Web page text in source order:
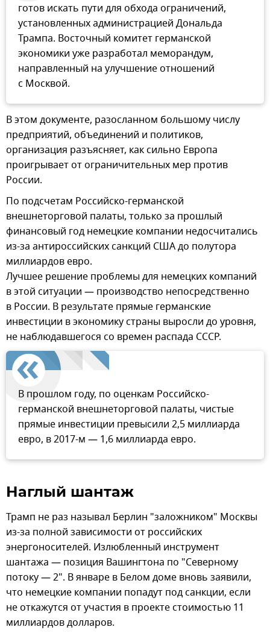
готов искать пути для обхода ограничений,
установленных администрацией Дональда
Трампа. Восточный комитет германской
экономики уже разработал меморандум,
направленный на улучшение отношений
с Москвой.
В этом документе, разосланном большому числу
предприятий, объединений и политиков,
организация разъясняет, как сильно Европа
проигрывает от ограничительных мер против
России.
По подсчетам Российско-германской
внешнеторговой палаты, только за прошлый
финансовый год немецкие компании недосчитались
из-за антироссийских санкций США до полутора
миллиардов евро.
Лучшее решение проблемы для немецких компаний
в этой ситуации — производство непосредственно
в России. В результате прямые германские
инвестиции в экономику страны выросли до уровня,
не наблюдавшегося со времен распада СССР.
В прошлом году, по оценкам Российско-
германской внешнеторговой палаты, чистые
прямые инвестиции превысили 2,5 миллиарда
евро, в 2017-м — 1,6 миллиарда евро.
Наглый шантаж
Трамп не раз называл Берлин "заложником" Москвы
из-за полной зависимости от российских
энергоносителей. Излюбленный инструмент
шантажа — позиция Вашингтона по "Северному
потоку — 2". В январе в Белом доме вновь заявили,
что немецкие компании попадут под санкции, если
не откажутся от участия в проекте стоимостью 11
миллиардов долларов.